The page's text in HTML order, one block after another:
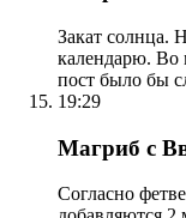
Закат солнца.
календарю. Во
пост было бы
19:29
Магриб с
Согласно